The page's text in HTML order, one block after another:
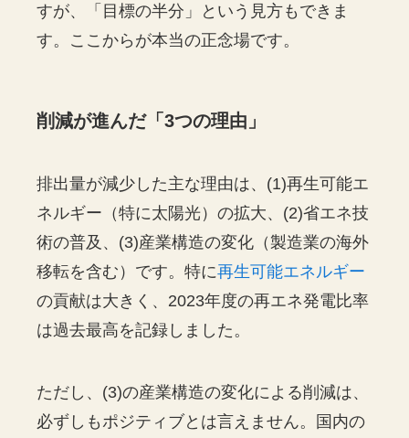
すが、「目標の半分」という見方もできま
す。ここからが本当の正念場です。
削減が進んだ「3つの理由」
排出量が減少した主な理由は、(1)再生可能エ
ネルギー（特に太陽光）の拡大、(2)省エネ技
術の普及、(3)産業構造の変化（製造業の海外
移転を含む）です。特に再生可能エネルギー
の貢献は大きく、2023年度の再エネ発電比率
は過去最高を記録しました。
ただし、(3)の産業構造の変化による削減は、
必ずしもポジティブとは言えません。国内の